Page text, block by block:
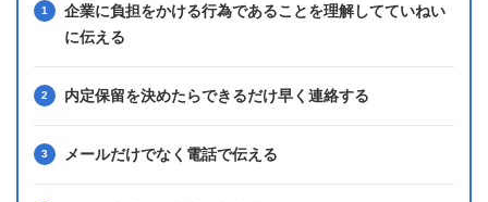
企業に負担をかける行為であることを理解してていねい
に伝える
内定保留を決めたらできるだけ早く連絡する
メールだけでなく電話で伝える